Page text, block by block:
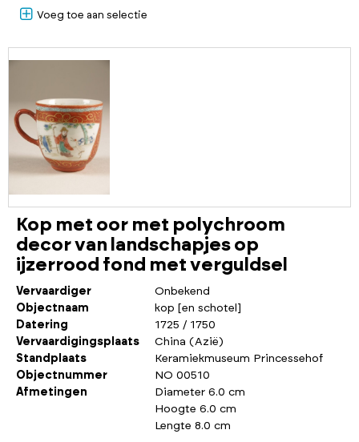
Voeg toe aan selectie
Kop met oor met polychroom
decor van landschapjes op
ijzerrood fond met verguldsel
Vervaardiger
Onbekend
Objectnaam
kop [en schotel]
Datering
1725 / 1750
Vervaardigingsplaats
China (Azië)
Standplaats
Keramiekmuseum Princessehof
Objectnummer
NO 00510
Afmetingen
Diameter 6.0 cm
Hoogte 6.0 cm
Lengte 8.0 cm